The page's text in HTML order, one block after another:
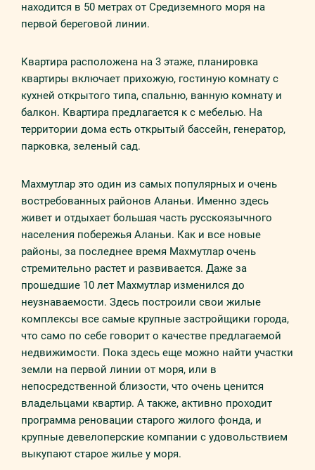
находится в 50 метрах от Средиземного моря на
первой береговой линии.
Квартира расположена на 3 этаже, планировка
квартиры включает прихожую, гостиную комнату с
кухней открытого типа, спальню, ванную комнату и
балкон. Квартира предлагается к с мебелью. На
территории дома есть открытый бассейн, генератор,
парковка, зеленый сад.
Махмутлар это один из самых популярных и очень
востребованных районов Аланьи. Именно здесь
живет и отдыхает большая часть русскоязычного
населения побережья Аланьи. Как и все новые
районы, за последнее время Махмутлар очень
стремительно растет и развивается. Даже за
прошедшие 10 лет Махмутлар изменился до
неузнаваемости. Здесь построили свои жилые
комплексы все самые крупные застройщики города,
что само по себе говорит о качестве предлагаемой
недвижимости. Пока здесь еще можно найти участки
земли на первой линии от моря, или в
непосредственной близости, что очень ценится
владельцами квартир. А также, активно проходит
программа реновации старого жилого фонда, и
крупные девелоперские компании с удовольствием
выкупают старое жилье у моря.